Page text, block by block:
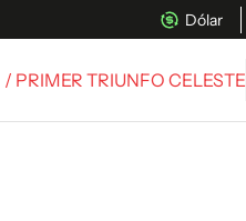
Dólar
/ PRIMER TRIUNFO CELESTE